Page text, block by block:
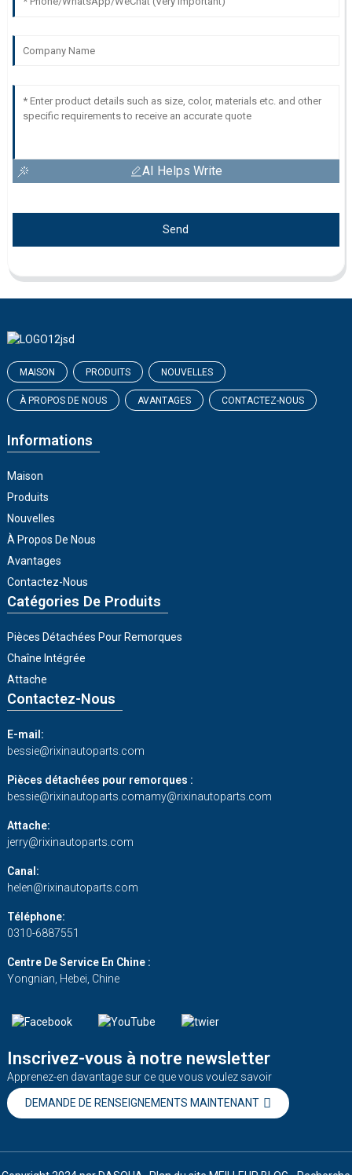
AI Helps Write
Send
MAISON PRODUITS NOUVELLES
À PROPOS DE NOUS AVANTAGES CONTACTEZ-NOUS
Informations
Maison
Produits
Nouvelles
À Propos De Nous
Avantages
Contactez-Nous
Catégories De Produits
Pièces Détachées Pour Remorques
Chaîne Intégrée
Attache
Contactez-Nous
E-mail:
bessie@rixinautoparts.com
Pièces détachées pour remorques :
bessie@rixinautoparts.comamy@rixinautoparts.com
Attache:
jerry@rixinautoparts.com
Canal:
helen@rixinautoparts.com
Téléphone:
0310-6887551
Centre De Service En Chine :
Yongnian, Hebei, Chine
Inscrivez-vous à notre newsletter
Apprenez-en davantage sur ce que vous voulez savoir
DEMANDE DE RENSEIGNEMENTS MAINTENANT